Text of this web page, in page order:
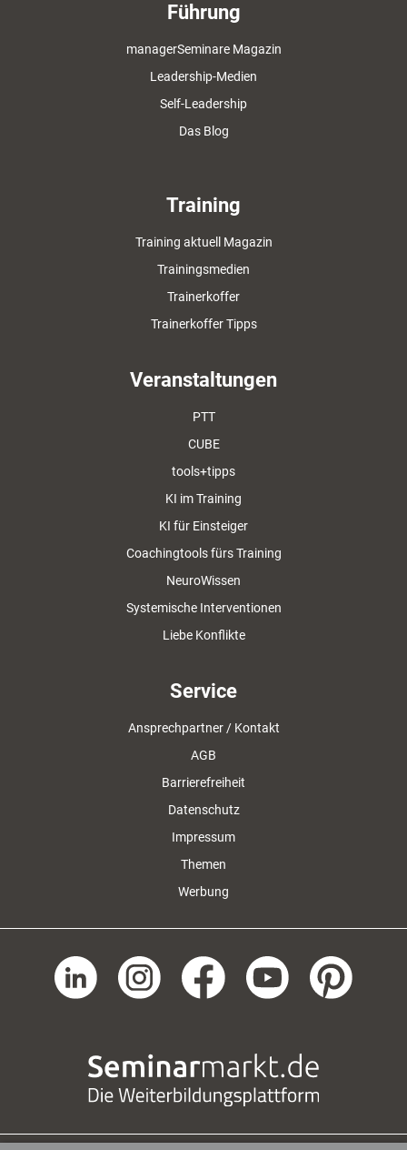
Führung
managerSeminare Magazin
Leadership-Medien
Self-Leadership
Das Blog
Training
Training aktuell Magazin
Trainingsmedien
Trainerkoffer
Trainerkoffer Tipps
Veranstaltungen
PTT
CUBE
tools+tipps
KI im Training
KI für Einsteiger
Coachingtools fürs Training
NeuroWissen
Systemische Interventionen
Liebe Konflikte
Service
Ansprechpartner / Kontakt
AGB
Barrierefreiheit
Datenschutz
Impressum
Themen
Werbung